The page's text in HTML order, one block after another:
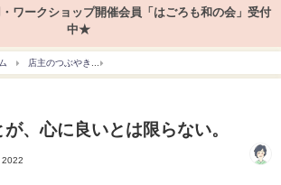
ワークショップ開催会員「はごろも和の会」受付
中★
店主のつぶやき
、心に良いとは限らない。
2022